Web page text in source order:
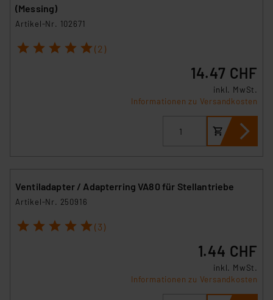
(Messing)
Artikel-Nr. 102671
1 2 3 4 5 (2)
14.47 CHF
inkl. MwSt.
Informationen zu Versandkosten
Ventiladapter / Adapterring VA80 für Stellantriebe
Artikel-Nr. 250916
1 2 3 4 5 (3)
1.44 CHF
inkl. MwSt.
Informationen zu Versandkosten